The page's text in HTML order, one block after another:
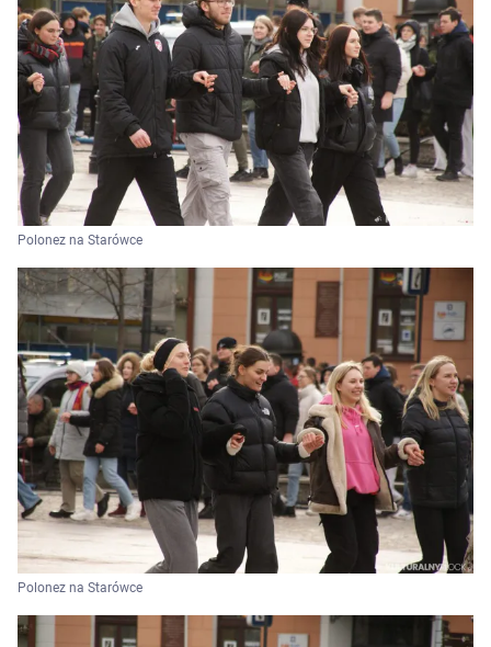
Polonez na Starówce
Polonez na Starówce